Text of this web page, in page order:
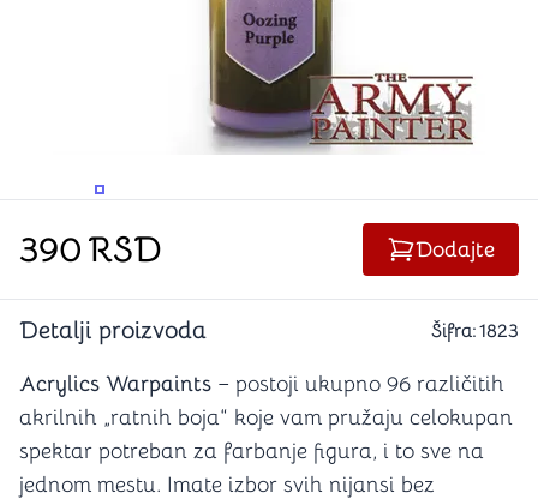
PROMENITE UGAO GLEDANJAPROMENITE UGAO GLEDANJA
390RSD Dodajte
Detalji proizvoda Šifra:1823
Acrylics Warpaints – postoji ukupno 96 različitih
akrilnih „ratnih boja“ koje vam pružaju celokupan
spektar potreban za farbanje figura, i to sve na
jednom mestu. Imate izbor svih nijansi bez